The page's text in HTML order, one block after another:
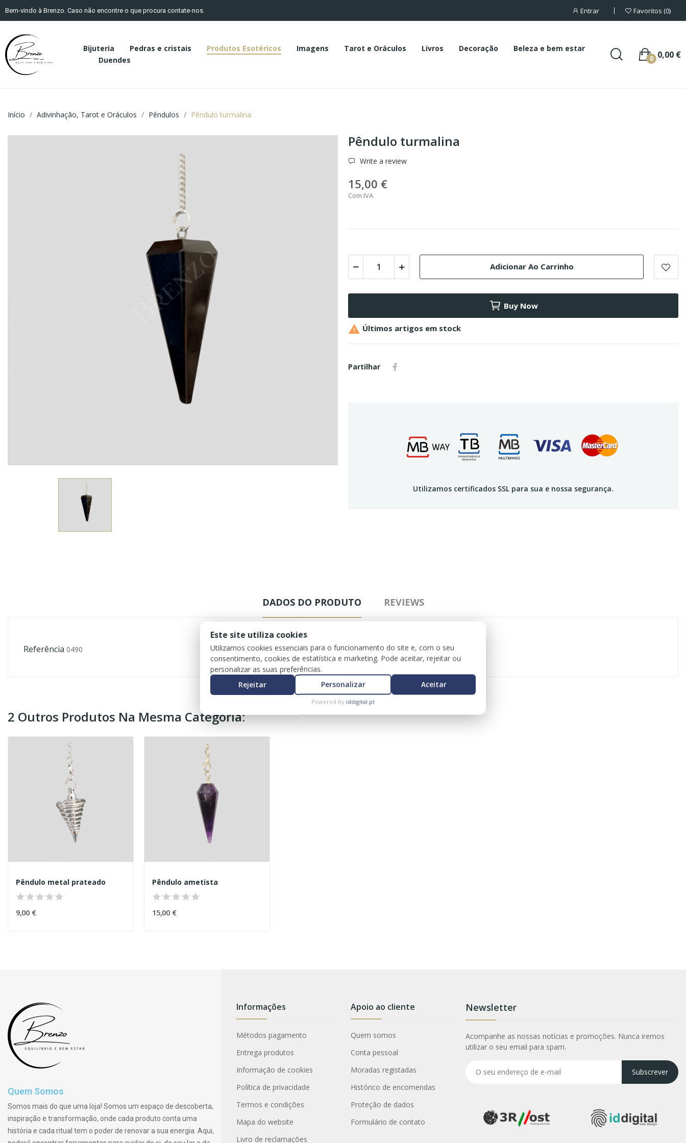
Bem-vindo à Brenzo. Caso não encontre o que procura contate-nos. Entrar Favoritos 0
Bijuteria Pedras e cristais Produtos Esotéricos Imagens Tarot e Oráculos Livros Decoração
Beleza e bem estar
Duendes
0,00 €
0
Início Adivinhação, Tarot e Oráculos Pêndulos Pêndulo turmalina
Pêndulo turmalina
Write a review
15,00 €
Com IVA
Adicionar Ao Carrinho
Buy Now
 Últimos artigos em stock
Partilhar
Utilizamos certificados SSL para sua e nossa segurança.
DADOS DO PRODUTO REVIEWS
Referência 0490
2 Outros Produtos Na Mesma Categoria:
Pêndulo metal prateado
9,00 €
Pêndulo ametista
15,00 €
Quem Somos
Somos mais do que uma loja! Somos um espaço de descoberta,
inspiração e transformação, onde cada produto conta uma
história e cada ritual tem o poder de renovar a sua energia. Aqui,
Informações
Métodos pagamento
Entrega produtos
Informação de cookies
Política de privacidade
Termos e condições
Mapa do website
Livro de reclamações
Apoio ao cliente
Quem somos
Conta pessoal
Moradas registadas
Histórico de encomendas
Proteção de dados
Formulário de contato
Newsletter
Acompanhe as nossas notícias e promoções. Nunca iremos
utilizar o seu email para spam.
Subscrever
Este site utiliza cookies
Utilizamos cookies essenciais para o funcionamento do site e, com o seu
consentimento, cookies de estatística e marketing. Pode aceitar, rejeitar ou
personalizar as suas preferências.
Rejeitar
Personalizar Aceitar
Powered by iddigital.pt